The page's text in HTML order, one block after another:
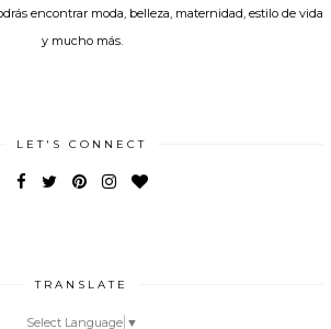
encontrar moda, belleza, maternidad, estilo de vida
y mucho más.
LET'S CONNECT
TRANSLATE
Select Language ▼